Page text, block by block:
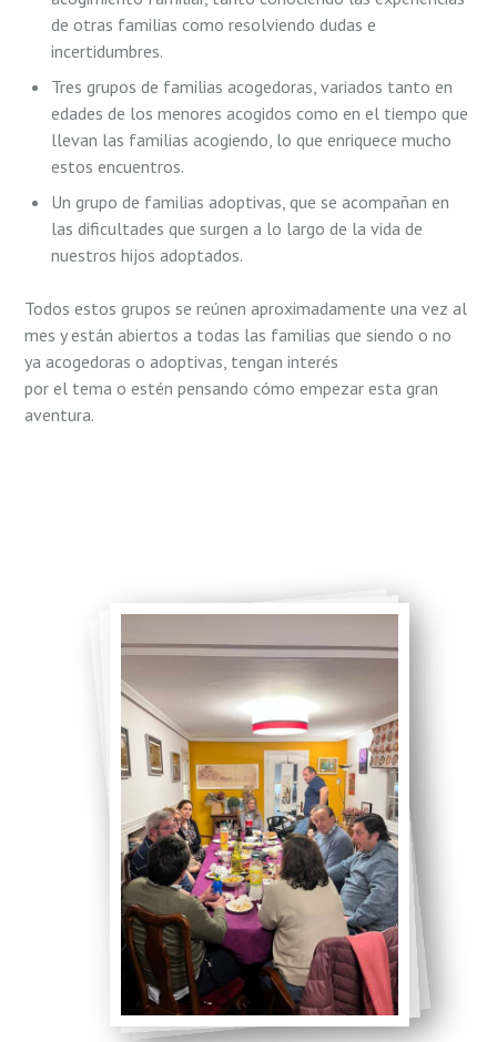
de otras familias como resolviendo dudas e
incertidumbres.
Tres grupos de familias acogedoras, variados tanto en
edades de los menores acogidos como en el tiempo que
llevan las familias acogiendo, lo que enriquece mucho
estos encuentros.
Un grupo de familias adoptivas, que se acompañan en
las dificultades que surgen a lo largo de la vida de
nuestros hijos adoptados.
Todos estos grupos se reúnen aproximadamente una vez al
mes y están abiertos a todas las familias que siendo o no
ya acogedoras o adoptivas, tengan interés
por el tema o estén pensando cómo empezar esta gran
aventura.